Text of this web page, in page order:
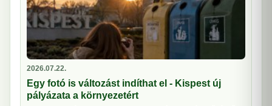
2026.07.22.
Egy fotó is változást indíthat el - Kispest új
pályázata a környezetért